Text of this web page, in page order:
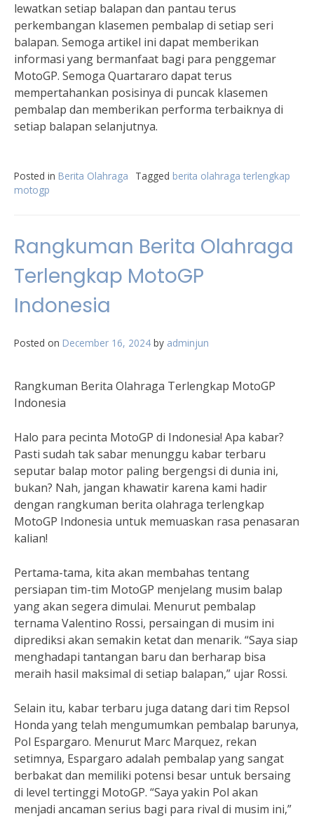
lewatkan setiap balapan dan pantau terus
perkembangan klasemen pembalap di setiap seri
balapan. Semoga artikel ini dapat memberikan
informasi yang bermanfaat bagi para penggemar
MotoGP. Semoga Quartararo dapat terus
mempertahankan posisinya di puncak klasemen
pembalap dan memberikan performa terbaiknya di
setiap balapan selanjutnya.
Posted in Berita Olahraga Tagged berita olahraga terlengkap
motogp
Rangkuman Berita Olahraga
Terlengkap MotoGP
Indonesia
Posted on December 16, 2024 by adminjun
Rangkuman Berita Olahraga Terlengkap MotoGP
Indonesia
Halo para pecinta MotoGP di Indonesia! Apa kabar?
Pasti sudah tak sabar menunggu kabar terbaru
seputar balap motor paling bergengsi di dunia ini,
bukan? Nah, jangan khawatir karena kami hadir
dengan rangkuman berita olahraga terlengkap
MotoGP Indonesia untuk memuaskan rasa penasaran
kalian!
Pertama-tama, kita akan membahas tentang
persiapan tim-tim MotoGP menjelang musim balap
yang akan segera dimulai. Menurut pembalap
ternama Valentino Rossi, persaingan di musim ini
diprediksi akan semakin ketat dan menarik. “Saya siap
menghadapi tantangan baru dan berharap bisa
meraih hasil maksimal di setiap balapan,” ujar Rossi.
Selain itu, kabar terbaru juga datang dari tim Repsol
Honda yang telah mengumumkan pembalap barunya,
Pol Espargaro. Menurut Marc Marquez, rekan
setimnya, Espargaro adalah pembalap yang sangat
berbakat dan memiliki potensi besar untuk bersaing
di level tertinggi MotoGP. “Saya yakin Pol akan
menjadi ancaman serius bagi para rival di musim ini,”